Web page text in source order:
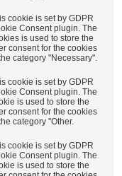
cookie is set by GDPR
Consent plugin. The
is used to store the
consent for the cookies
category "Necessary".
cookie is set by GDPR
Consent plugin. The
is used to store the
consent for the cookies
category "Other.
cookie is set by GDPR
Consent plugin. The
is used to store the